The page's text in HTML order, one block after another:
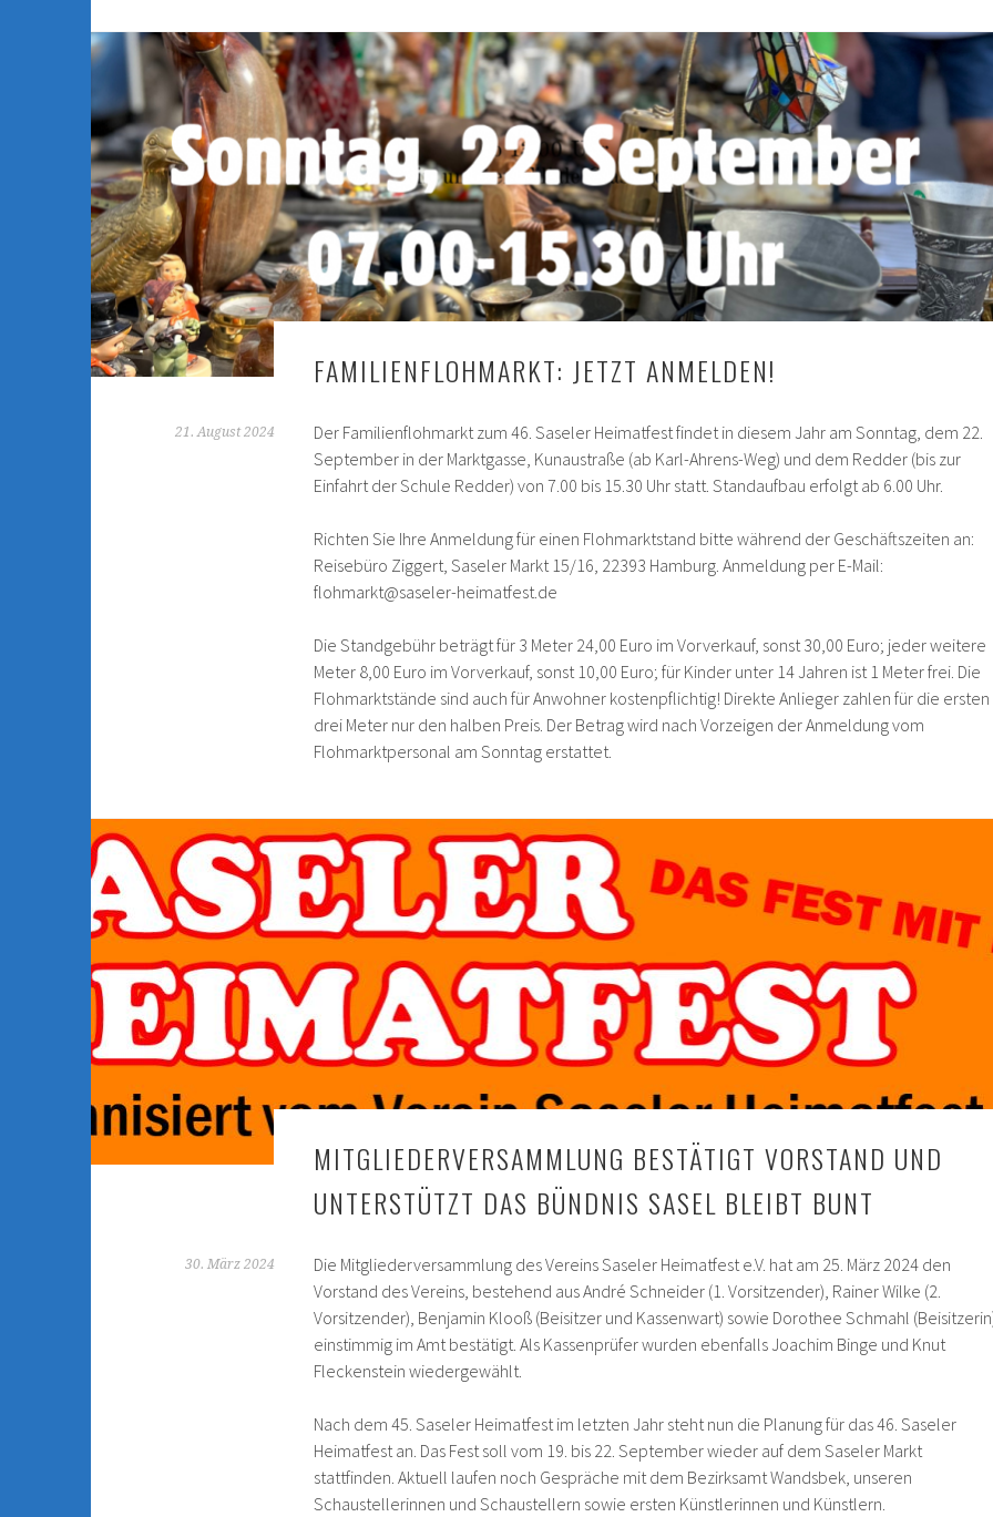
FAMILIENFLOHMARKT: JETZT ANMELDEN!
21. August 2024
Der Familienflohmarkt zum 46. Saseler Heimatfest findet in diesem Jahr am Sonntag, dem 22.
September in der Marktgasse, Kunaustraße (ab Karl-Ahrens-Weg) und dem Redder (bis zur
Einfahrt der Schule Redder) von 7.00 bis 15.30 Uhr statt. Standaufbau erfolgt ab 6.00 Uhr.
Richten Sie Ihre Anmeldung für einen Flohmarktstand bitte während der Geschäftszeiten an:
Reisebüro Ziggert, Saseler Markt 15/16, 22393 Hamburg. Anmeldung per E-Mail:
flohmarkt@saseler-heimatfest.de
Die Standgebühr beträgt für 3 Meter 24,00 Euro im Vorverkauf, sonst 30,00 Euro; jeder weitere
Meter 8,00 Euro im Vorverkauf, sonst 10,00 Euro; für Kinder unter 14 Jahren ist 1 Meter frei. Die
Flohmarktstände sind auch für Anwohner kostenpflichtig! Direkte Anlieger zahlen für die ersten
drei Meter nur den halben Preis. Der Betrag wird nach Vorzeigen der Anmeldung vom
Flohmarktpersonal am Sonntag erstattet.
MITGLIEDERVERSAMMLUNG BESTÄTIGT VORSTAND UND
UNTERSTÜTZT DAS BÜNDNIS SASEL BLEIBT BUNT
30. März 2024
Die Mitgliederversammlung des Vereins Saseler Heimatfest e.V. hat am 25. März 2024 den
Vorstand des Vereins, bestehend aus André Schneider (1. Vorsitzender), Rainer Wilke (2.
Vorsitzender), Benjamin Klooß (Beisitzer und Kassenwart) sowie Dorothee Schmahl
einstimmig im Amt bestätigt. Als Kassenprüfer wurden ebenfalls Joachim Binge und Knut
Fleckenstein wiedergewählt.
Nach dem 45. Saseler Heimatfest im letzten Jahr steht nun die Planung für das 46. Saseler
Heimatfest an. Das Fest soll vom 19. bis 22. September wieder auf dem Saseler Markt
stattfinden. Aktuell laufen noch Gespräche mit dem Bezirksamt Wandsbek, unseren
Schaustellerinnen und Schaustellern sowie ersten Künstlerinnen und Künstlern.